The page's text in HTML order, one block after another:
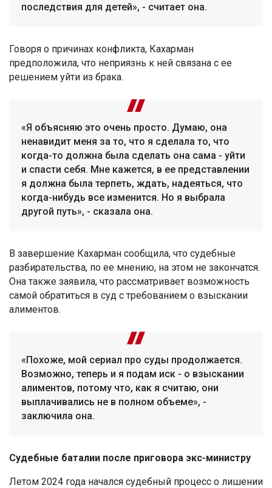
последствия для детей», - считает она.
Говоря о причинах конфликта, Кахарман
предположила, что неприязнь к ней связана с ее
решением уйти из брака.
«Я объясняю это очень просто. Думаю, она
ненавидит меня за то, что я сделала то, что
когда-то должна была сделать она сама - уйти
и спасти себя. Мне кажется, в ее представлении
я должна была терпеть, ждать, надеяться, что
когда-нибудь все изменится. Но я выбрала
другой путь», - сказала она.
В завершение Кахарман сообщила, что судебные
разбирательства, по ее мнению, на этом не закончатся.
Она также заявила, что рассматривает возможность
самой обратиться в суд с требованием о взыскании
алиментов.
«Похоже, мой сериал про суды продолжается.
Возможно, теперь и я подам иск - о взыскании
алиментов, потому что, как я считаю, они
выплачивались не в полном объеме», -
заключила она.
Судебные баталии после приговора экс-министру
Летом 2024 года начался судебный процесс о лишении